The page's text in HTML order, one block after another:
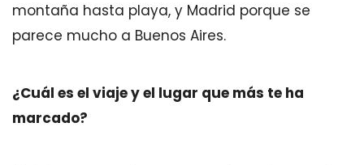
montaña hasta playa, y Madrid porque se
parece mucho a Buenos Aires.
¿Cuál es el viaje y el lugar que más te ha
marcado?